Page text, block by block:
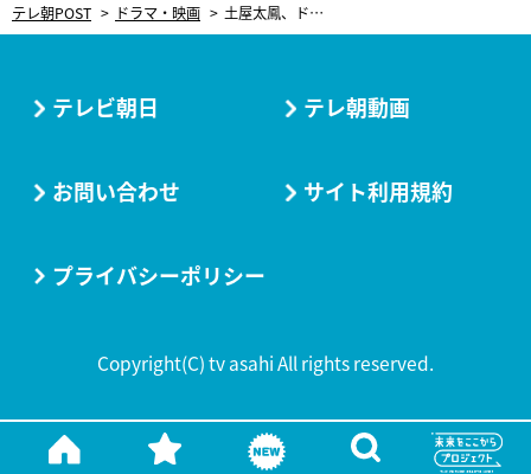
テレ朝POST ドラマ・映画 土屋太鳳、ドラマ『警部補ダイマジン』でヒロインに！生田斗真と初共演＆三池組に念願の初参戦
テレビ朝日 テレ朝動画
お問い合わせ サイト利用規約
プライバシーポリシー
Copyright(C) tv asahi All rights reserved.